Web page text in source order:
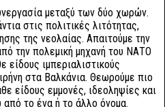
μεταξύ των δύο χωρών.
στις πολιτικές λιτότητας,
της νεολαίας. Απαιτούμε την
την πολεμική μηχανή του ΝΑΤΟ
είδους ιμπεριαλιστικούς
στα Βαλκάνια. Θεωρούμε πιο
είδους εμμονές, ιδεοληψίες και
από το ένα ή το άλλο όνομα.